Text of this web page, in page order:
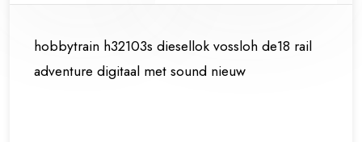
hobbytrain h32103s diesellok vossloh de18 rail
adventure digitaal met sound nieuw